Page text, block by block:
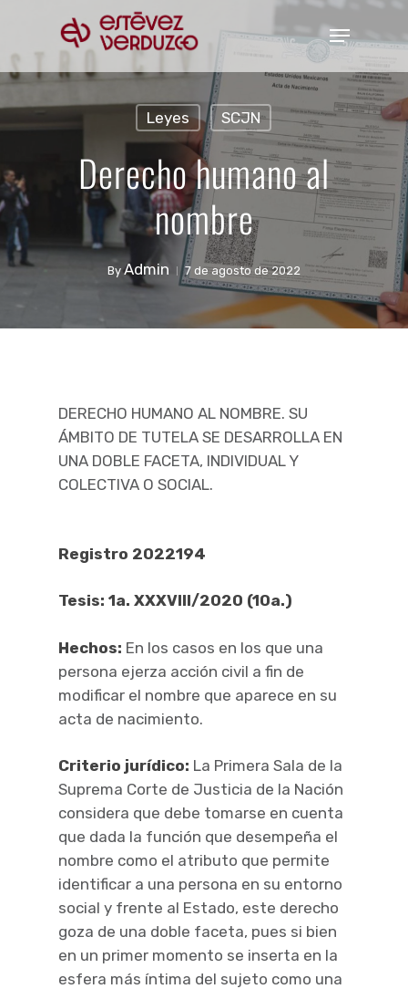
main
content
Menu
Leyes SCJN
Derecho humano al
nombre
By Admin 7 de agosto de 2022
DERECHO HUMANO AL NOMBRE. SU
ÁMBITO DE TUTELA SE DESARROLLA EN
UNA DOBLE FACETA, INDIVIDUAL Y
COLECTIVA O SOCIAL.
Registro 2022194
Tesis: 1a. XXXVIII/2020 (10a.)
Hechos: En los casos en los que una
persona ejerza acción civil a fin de
modificar el nombre que aparece en su
acta de nacimiento.
Criterio jurídico: La Primera Sala de la
Suprema Corte de Justicia de la Nación
considera que debe tomarse en cuenta
que dada la función que desempeña el
nombre como el atributo que permite
identificar a una persona en su entorno
social y frente al Estado, este derecho
goza de una doble faceta, pues si bien
en un primer momento se inserta en la
esfera más íntima del sujeto como una
Menu